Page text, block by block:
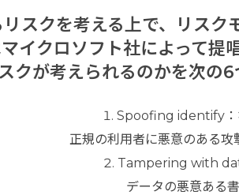
スクを考える上で、リス
イクロソフト社によって提
クが考えられるのかを次の
Spoofing identify：
正規の利用者に悪意のある攻
Tampering with
データの悪意ある